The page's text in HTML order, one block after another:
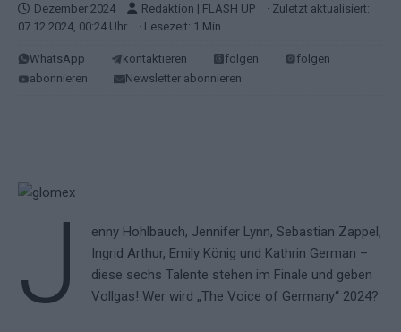
Dezember 2024 Redaktion | FLASH UP
· Zuletzt aktualisiert:
07.12.2024, 00:24 Uhr
· Lesezeit: 1 Min.
WhatsApp kontaktieren folgen
folgen
abonnieren
Newsletter abonnieren
J
enny Hohlbauch, Jennifer Lynn, Sebastian Zappel,
Ingrid Arthur, Emily König und Kathrin German –
diese sechs Talente stehen im Finale und geben
Vollgas! Wer wird „The Voice of Germany“ 2024?